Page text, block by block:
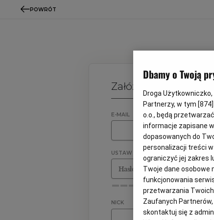
POWRÓT
Załóż konto
E-MAIL
USTAW HASŁO
NICK
Dbamy o Twoją
Droga
Partnerzy, w tym [874
o.o., będą
informacje zapisane
dopasowanych do
personalizacji treści
ograniczyć jej zakres
Twoje dane osobowe
funkcjonowania
przetwarzania Twoich
Zaufanych
skontaktuj się z